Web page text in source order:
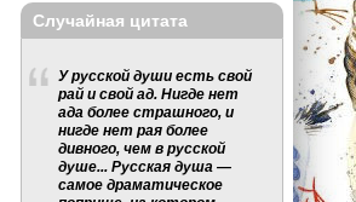
Случайная цитата
У русской души есть свой
рай и свой ад. Нигде нет
ада более страшного, и
нигде нет рая более
дивного, чем в русской
душе... Русская душа —
самое драматическое